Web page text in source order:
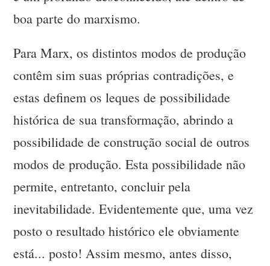
boa parte do marxismo.
Para Marx, os distintos modos de produção
contêm sim suas próprias contradições, e
estas definem os leques de possibilidade
histórica de sua transformação, abrindo a
possibilidade de construção social de outros
modos de produção. Esta possibilidade não
permite, entretanto, concluir pela
inevitabilidade. Evidentemente que, uma vez
posto o resultado histórico ele obviamente
está... posto! Assim mesmo, antes disso,